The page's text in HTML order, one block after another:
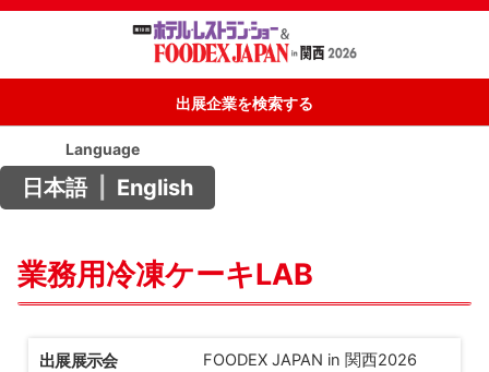
出展企業を検索する
Language
日本語 English
業務用冷凍ケーキLAB
出展展示会 FOODEX JAPAN in 関西2026